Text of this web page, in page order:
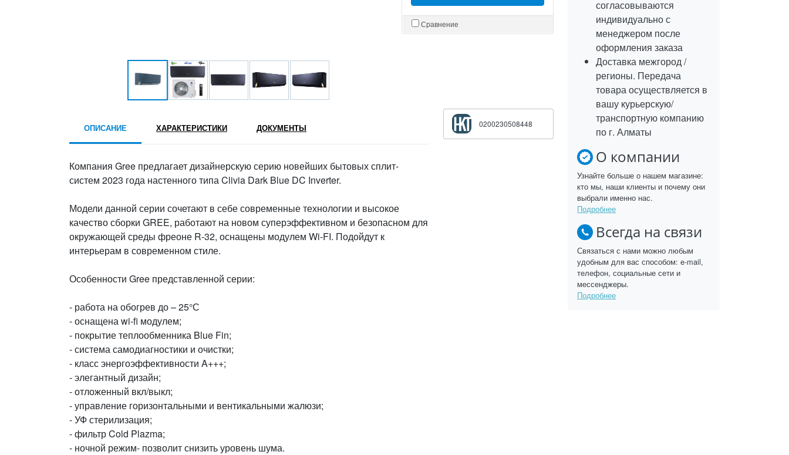
Сравнение
ОПИСАНИЕ ХАРАКТЕРИСТИКИ ДОКУМЕНТЫ
Компания Gree предлагает дизайнерскую серию новейших бытовых сплит-
систем 2023 года настенного типа Clivia Dark Blue DC Inverter.
Модели данной серии сочетают в себе современные технологии и высокое
качество сборки GREE, работают на новом суперэффективном и безопасном для
окружающей среды фреоне R-32, оснащены модулем Wi-FI. Подойдут к
интерьерам в современном стиле.
Особенности Gree представленной серии:
- работа на обогрев до – 25°С
- оснащена wi-fi модулем;
- покрытие теплообменника Blue Fin;
- система самодиагностики и очистки;
- класс энергоэффективности A+++;
- элегантный дизайн;
- отложенный вкл/выкл;
- управление горизонтальными и вентикальными жалюзи;
- УФ стерилизация;
- фильтр Cold Plazma;
- ночной режим- позволит снизить уровень шума.
0200230508448
согласовываются
индивидуально с
менеджером после
оформления заказа
Доставка межгород /
регионы. Передача
товара осуществляется в
вашу курьерскую/
транспортную компанию
по г. Алматы
О компании
Узнайте больше о нашем магазине:
кто мы, наши клиенты и почему они
выбрали именно нас.
Подробнее
Всегда на связи
Связаться с нами можно любым
удобным для вас способом: e-mail,
телефон, социальные сети и
мессенджеры.
Подробнее